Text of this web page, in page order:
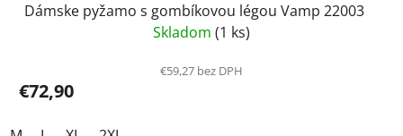
Dámske pyžamo s gombíkovou légou Vamp 22003
Skladom (1 ks)
€59,27 bez DPH
€72,90